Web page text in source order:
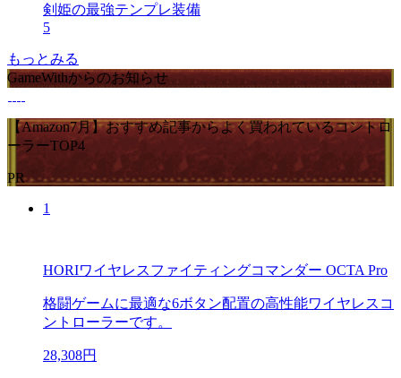
剣姫の最強テンプレ装備
5
もっとみる
GameWithからのお知らせ
【Amazon7月】おすすめ記事からよく買われているコントロ
ーラーTOP4
PR
1
HORIワイヤレスファイティングコマンダー OCTA Pro
格闘ゲームに最適な6ボタン配置の高性能ワイヤレスコ
ントローラーです。
28,308円